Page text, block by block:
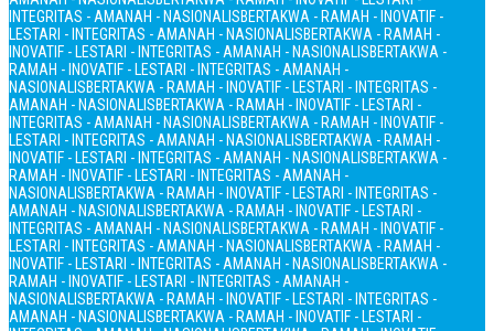
INTEGRITAS - AMANAH - NASIONALISBERTAKWA - RAMAH - INOVATIF -
LESTARI - INTEGRITAS - AMANAH - NASIONALISBERTAKWA - RAMAH -
INOVATIF - LESTARI - INTEGRITAS - AMANAH - NASIONALISBERTAKWA -
RAMAH - INOVATIF - LESTARI - INTEGRITAS - AMANAH -
NASIONALISBERTAKWA - RAMAH - INOVATIF - LESTARI - INTEGRITAS -
AMANAH - NASIONALISBERTAKWA - RAMAH - INOVATIF - LESTARI -
INTEGRITAS - AMANAH - NASIONALISBERTAKWA - RAMAH - INOVATIF -
LESTARI - INTEGRITAS - AMANAH - NASIONALISBERTAKWA - RAMAH -
INOVATIF - LESTARI - INTEGRITAS - AMANAH - NASIONALISBERTAKWA -
RAMAH - INOVATIF - LESTARI - INTEGRITAS - AMANAH -
NASIONALISBERTAKWA - RAMAH - INOVATIF - LESTARI - INTEGRITAS -
AMANAH - NASIONALISBERTAKWA - RAMAH - INOVATIF - LESTARI -
INTEGRITAS - AMANAH - NASIONALISBERTAKWA - RAMAH - INOVATIF -
LESTARI - INTEGRITAS - AMANAH - NASIONALISBERTAKWA - RAMAH -
INOVATIF - LESTARI - INTEGRITAS - AMANAH - NASIONALISBERTAKWA -
RAMAH - INOVATIF - LESTARI - INTEGRITAS - AMANAH -
NASIONALISBERTAKWA - RAMAH - INOVATIF - LESTARI - INTEGRITAS -
AMANAH - NASIONALISBERTAKWA - RAMAH - INOVATIF - LESTARI -